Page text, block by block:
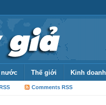
nước Thế giới Kinh doanh
Comments RSS